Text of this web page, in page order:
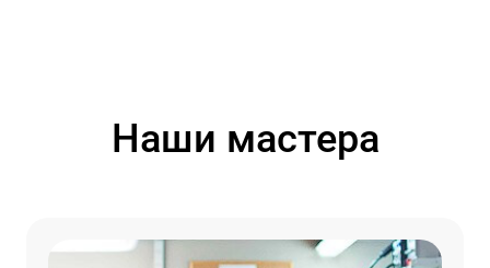
Наши мастера